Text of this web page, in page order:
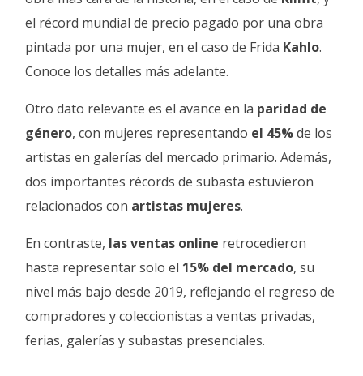
el récord mundial de precio pagado por una obra
pintada por una mujer, en el caso de Frida Kahlo.
Conoce los detalles más adelante.
Otro dato relevante es el avance en la paridad de
género, con mujeres representando el 45%de los
artistas en galerías del mercado primario. Además,
dos importantes récords de subasta estuvieron
relacionados con artistas mujeres.
En contraste, las ventas online retrocedieron
hasta representar solo el 15% del mercado, su
nivel más bajo desde 2019, reflejando el regreso de
compradores y coleccionistas a ventas privadas,
ferias, galerías y subastas presenciales.